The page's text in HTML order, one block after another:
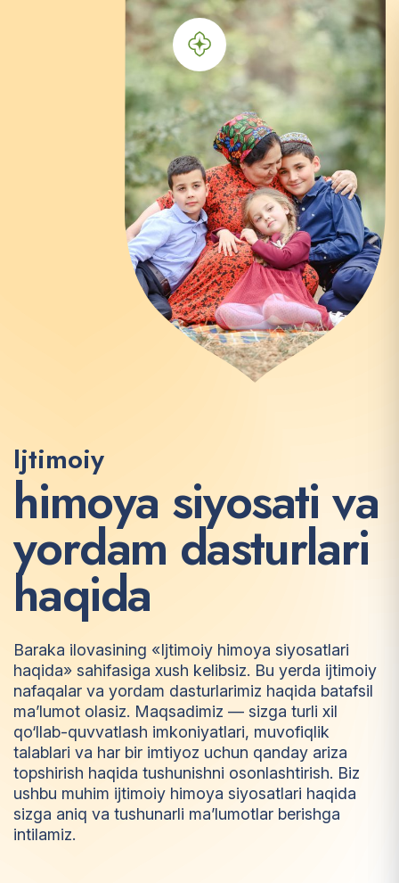
Ijtimoiy
himoya siyosati va
yordam dasturlari
haqida
Baraka ilovasining «Ijtimoiy himoya siyosatlari
haqida» sahifasiga xush kelibsiz. Bu yerda ijtimoiy
nafaqalar va yordam dasturlarimiz haqida batafsil
ma’lumot olasiz. Maqsadimiz — sizga turli xil
qo‘llab-quvvatlash imkoniyatlari, muvofiqlik
talablari va har bir imtiyoz uchun qanday ariza
topshirish haqida tushunishni osonlashtirish. Biz
ushbu muhim ijtimoiy himoya siyosatlari haqida
sizga aniq va tushunarli ma’lumotlar berishga
intilamiz.